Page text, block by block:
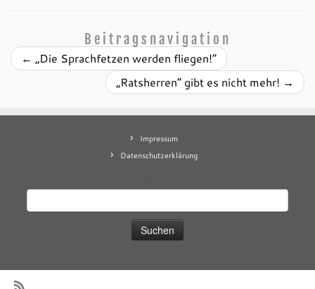
Beitragsnavigation
← „Die Sprachfetzen werden fliegen!“
„Ratsherren“ gibt es nicht mehr! →
Impressum
Datenschutzerklärung